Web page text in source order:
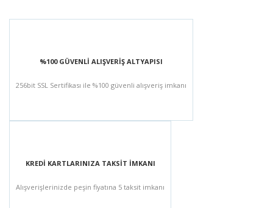
%100 GÜVENLİ ALIŞVERİŞ ALTYAPISI
256bit SSL Sertifikası ile %100 güvenli alışveriş imkanı
KREDİ KARTLARINIZA TAKSİT İMKANI
Alışverişlerinizde peşin fiyatına 5 taksit imkanı